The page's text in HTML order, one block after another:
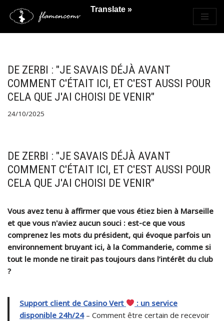
Saltar
DE ZERBI : "JE SAVAIS DÉJÀ AVANT
COMMENT C'ÉTAIT ICI, ET C'EST AUSSI POUR
CELA QUE J'AI CHOISI DE VENIR"
24/10/2025
DE ZERBI : "JE SAVAIS DÉJÀ AVANT
COMMENT C'ÉTAIT ICI, ET C'EST AUSSI POUR
CELA QUE J'AI CHOISI DE VENIR"
Vous avez tenu à affirmer que vous étiez bien à Marseille
et que vous n'aviez aucun souci : est-ce que vous
comprenez les mots du président, qui évoque parfois un
environnement bruyant ici, à la Commanderie, comme si
tout le monde ne tirait pas toujours dans l’intérêt du club
?
Support client de Casino Vert
: un service
disponible 24h/24– Comment être certain de recevoir
Translate »